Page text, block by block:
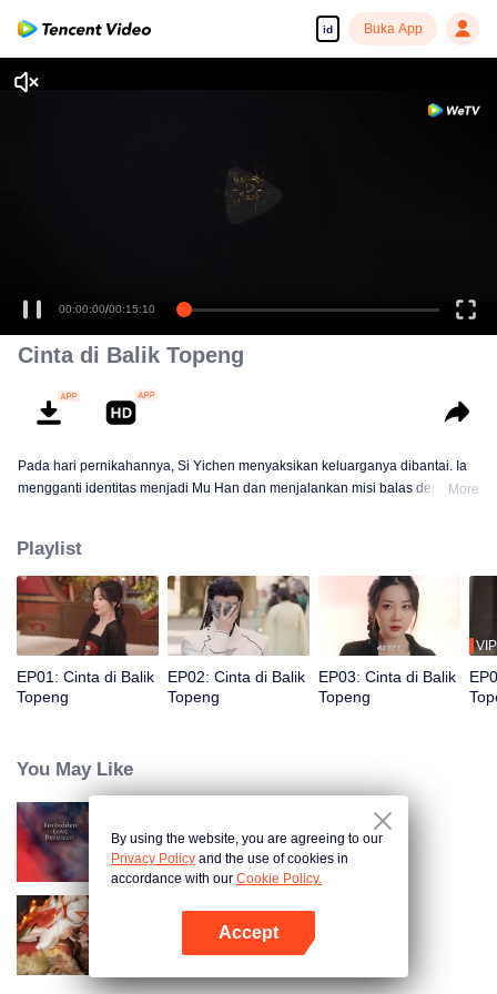
id Buka App
00:00:00/00:15:10
Cinta di Balik Topeng
Pada hari pernikahannya, Si Yichen menyaksikan keluarganya dibantai. Ia
mengganti identitas menjadi Mu Han dan menjalankan misi balas dendam.
perasaan pun mulai tumbuh di antara mereka.
More
Playlist
EP01: Cinta di Balik
Topeng
EP02: Cinta di Balik
Topeng
EP03: Cinta di Balik
Topeng
VIP
You May Like
Di Antara Cinta Terlarang
Belenggu Cinta
By using the website, you are agreeing to our
Privacy Policy and the use of cookies in
accordance with our Cookie Policy.
Accept